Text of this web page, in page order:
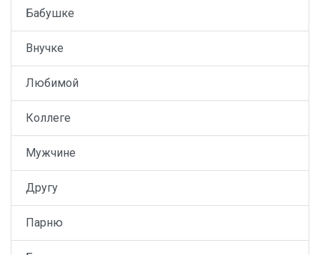
Бабушке
Внучке
Любимой
Коллеге
Мужчине
Другу
Парню